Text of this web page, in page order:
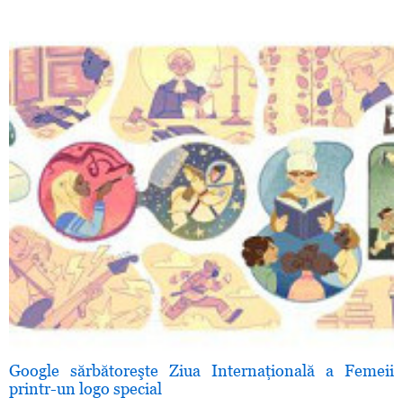
Google sărbătoreşte Ziua Internaţională a Femeii
printr-un logo special